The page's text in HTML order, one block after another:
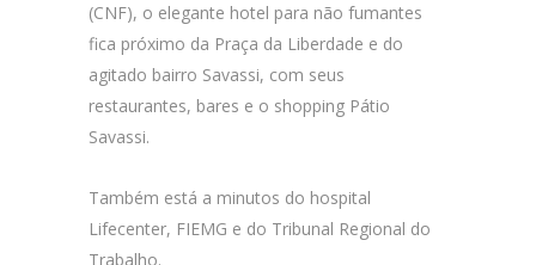
(CNF), o elegante hotel para não fumantes
fica próximo da Praça da Liberdade e do
agitado bairro Savassi, com seus
restaurantes, bares e o shopping Pátio
Savassi.
Também está a minutos do hospital
Lifecenter, FIEMG e do Tribunal Regional do
Trabalho.